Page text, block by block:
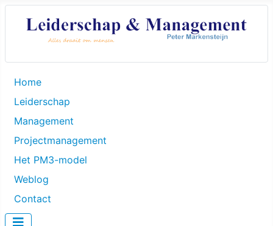
Home
Leiderschap
Management
Projectmanagement
Het PM3-model
Weblog
Contact